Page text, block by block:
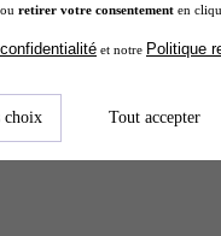
plus
ou retirer votre consentement en
et notre Politique
choix Tout accepter